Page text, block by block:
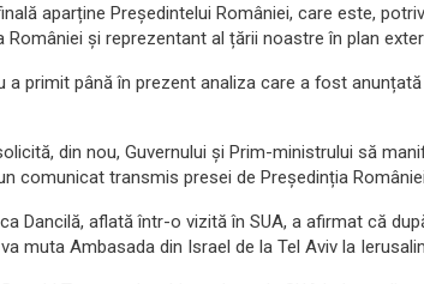
aparține Președintelui României, care este,
și reprezentant al țării noastre în plan
a primit până în prezent analiza care a fost
din nou, Guvernului și Prim-ministrului să
comunicat transmis presei de Președinția României.
Dancilă, aflată într-o vizită în SUA, a afirmat că
muta Ambasada din Israel de la Tel Aviv la